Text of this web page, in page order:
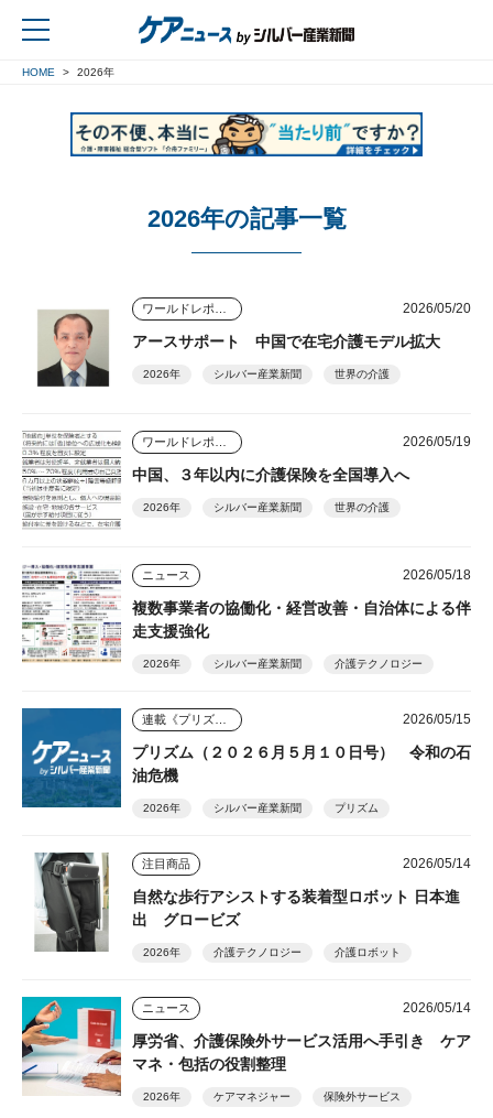
HOME 2026年
2026年の記事一覧
2026/05/20
アースサポート 中国で在宅介護モデル拡大
2026年 シルバー産業新聞 世界の介護
2026/05/19
中国、３年以内に介護保険を全国導入へ
2026年 シルバー産業新聞 世界の介護
ニュース 2026/05/18
複数事業者の協働化・経営改善・自治体による伴
走支援強化
2026年 シルバー産業新聞 介護テクノロジー
2026/05/15
プリズム（２０２６月５月１０日号） 令和の石
油危機
2026年 シルバー産業新聞 プリズム
注目商品 2026/05/14
自然な歩行アシストする装着型ロボット 日本進
出 グロービズ
2026年 介護テクノロジー 介護ロボット
ニュース 2026/05/14
厚労省、介護保険外サービス活用へ手引き ケア
マネ・包括の役割整理
2026年 ケアマネジャー 保険外サービス